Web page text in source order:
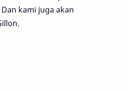
kami juga akan